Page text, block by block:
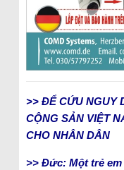
>> ĐỂ CỨU NGUY
CỘNG SẢN VIỆT
CHO NHÂN DÂN
>> Đức: Một trẻ